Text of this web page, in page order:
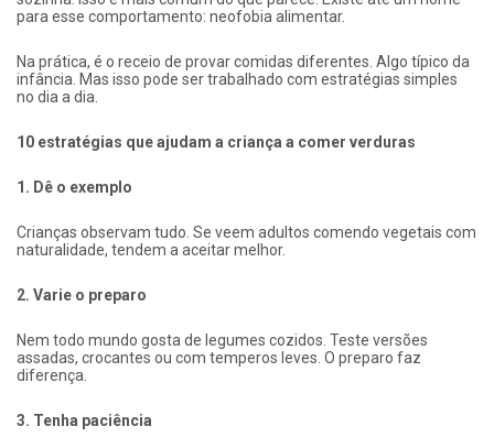
para esse comportamento: neofobia alimentar.
Na prática, é o receio de provar comidas diferentes. Algo típico da
infância. Mas isso pode ser trabalhado com estratégias simples
no dia a dia.
10 estratégias que ajudam a criança a comer verduras
1. Dê o exemplo
Crianças observam tudo. Se veem adultos comendo vegetais com
naturalidade, tendem a aceitar melhor.
2. Varie o preparo
Nem todo mundo gosta de legumes cozidos. Teste versões
assadas, crocantes ou com temperos leves. O preparo faz
diferença.
3. Tenha paciência